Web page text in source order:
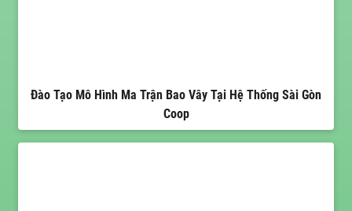
Đào Tạo Mô Hình Ma Trận Bao Vây Tại Hệ Thống Sài Gòn
Coop